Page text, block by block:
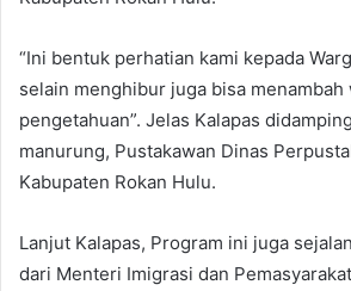
“Ini bentuk perhatian kami kepada
selain menghibur juga bisa menambah
pengetahuan”. Jelas Kalapas
manurung, Pustakawan Dinas
Kabupaten Rokan Hulu.
Lanjut Kalapas, Program ini juga
dari Menteri Imigrasi dan